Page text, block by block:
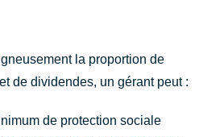
la proportion de
de dividendes, un gérant peut :
de protection sociale